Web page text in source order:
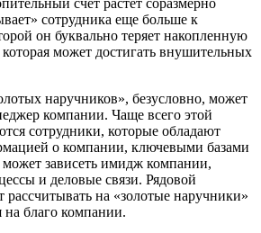
сотрудника еще больше к
он буквально теряет накопленную
может достигать внушительных
наручников», безусловно, может
компании. Чаще всего этой
сотрудники, которые обладают
о компании, ключевыми базами
зависеть имидж компании,
и деловые связи. Рядовой
рассчитывать на «золотые наручники»
на благо компании.